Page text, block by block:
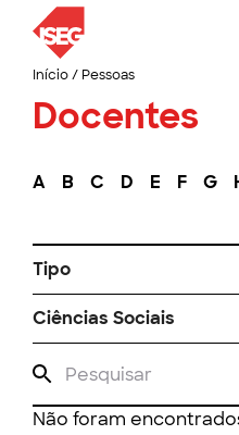
Início/ Pessoas
Docentes
A B C D E F G
Tipo
Ciências Sociais
Não foram